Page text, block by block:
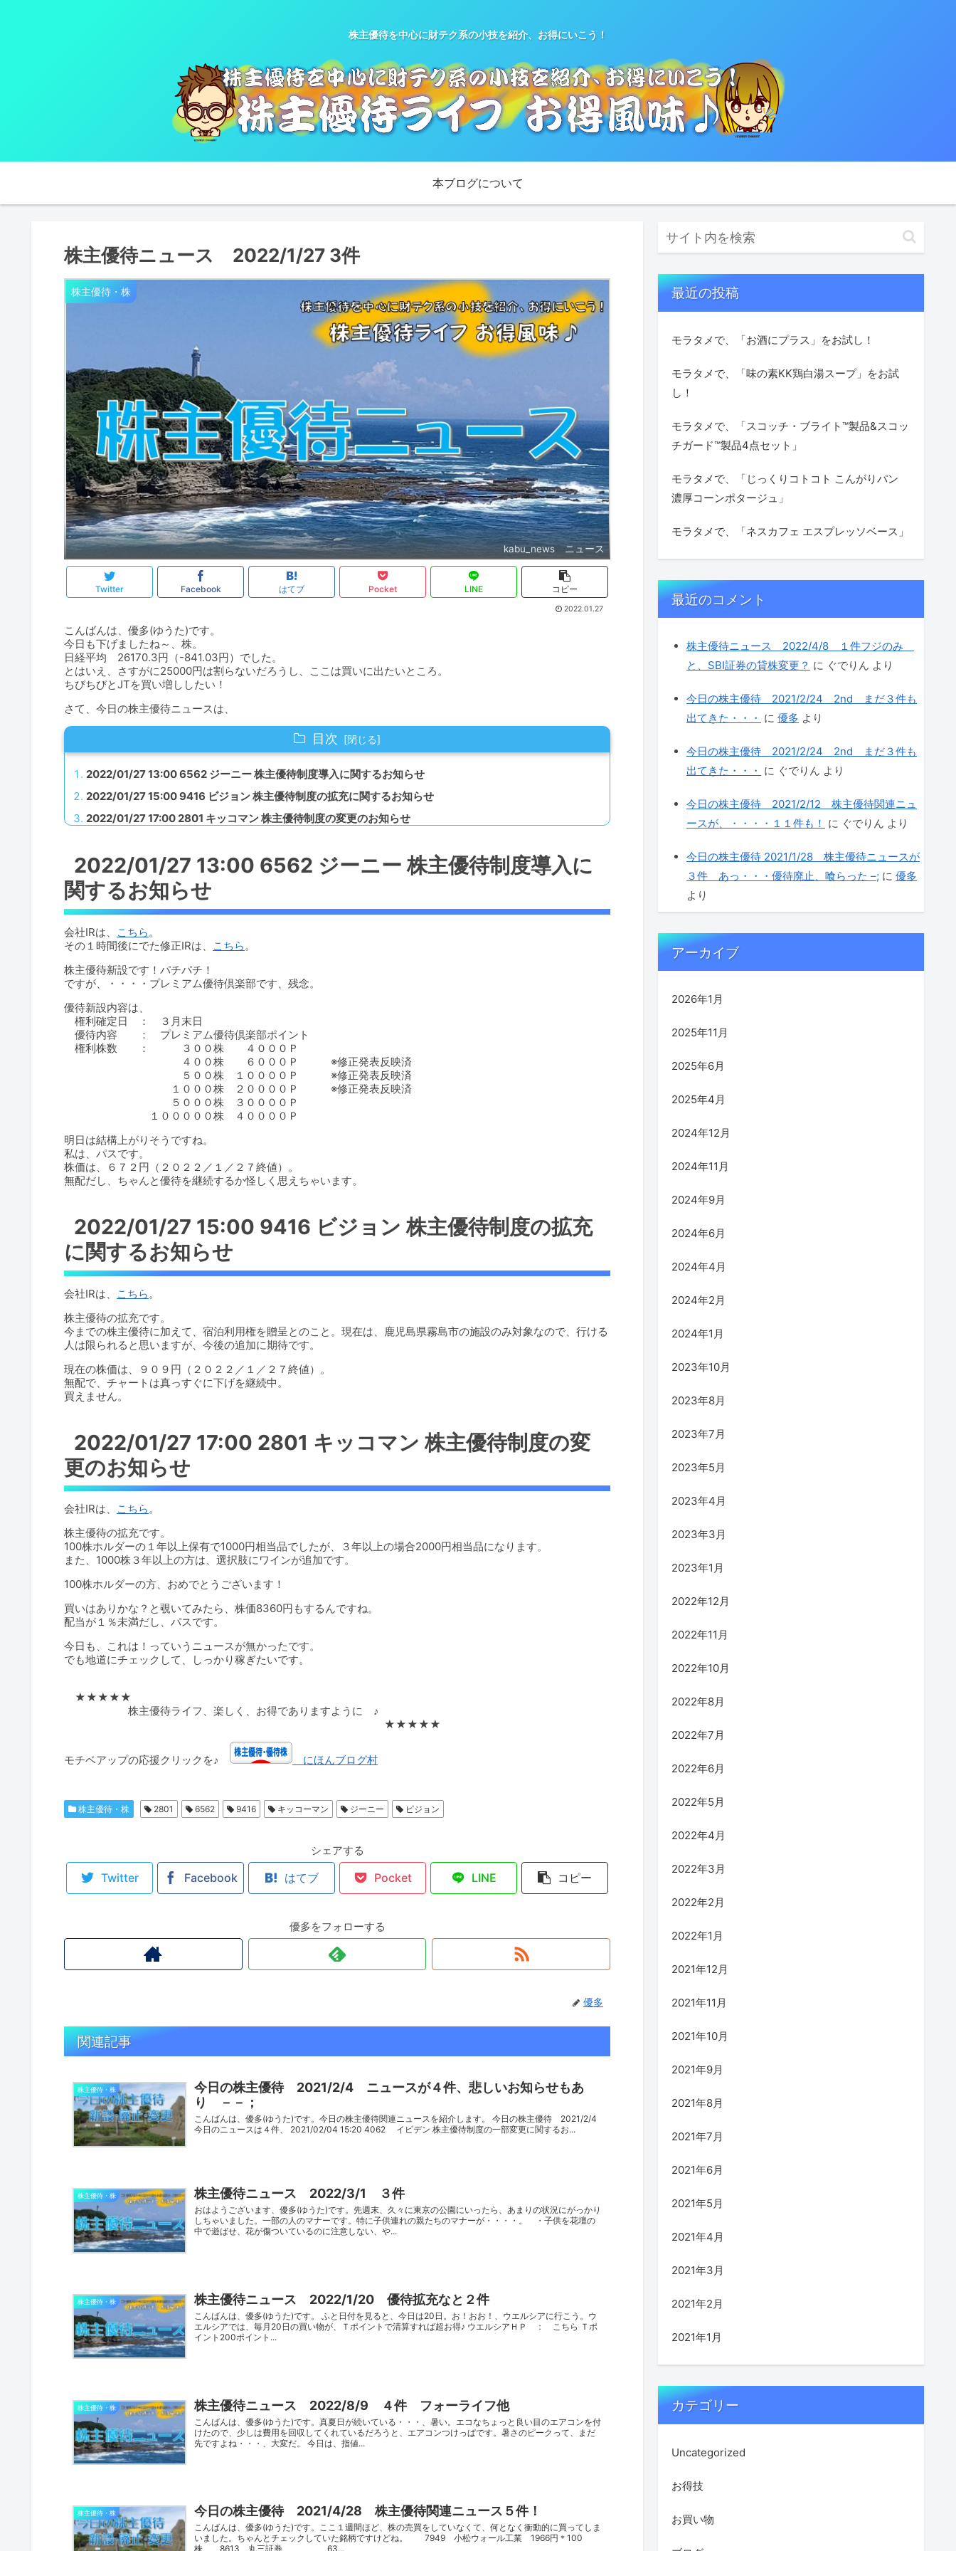
株主優待を中心に財テク系の小技を紹介、お得にいこう！
本ブログについて
株主優待ニュース 2022/1/27 3件
株主優待・株
kabu_news ニュース
Twitter Facebook はてブ Pocket LINE コピー
2022.01.27
こんばんは、優多(ゆうた)です。
今日も下げましたね～、株。
日経平均 26170.3円（-841.03円）でした。
とはいえ、さすがに25000円は割らないだろうし、ここは買いに出たいところ。
ちびちびとJTを買い増ししたい！
さて、今日の株主優待ニュースは、
目次
2022/01/27 13:00 6562 ジーニー 株主優待制度導入に関するお知らせ
2022/01/27 15:00 9416 ビジョン 株主優待制度の拡充に関するお知らせ
2022/01/27 17:00 2801 キッコマン 株主優待制度の変更のお知らせ
2022/01/27 13:00 6562 ジーニー 株主優待制度導入に
関するお知らせ
会社IRは、 こちら 。
その１時間後にでた修正IRは、
こちら 。
株主優待新設です！パチパチ！
ですが、・・・・プレミアム優待倶楽部です、残念。
優待新設内容は、
権利確定日 ： ３月末日
優待内容 ： プレミアム優待倶楽部ポイント
権利株数 ： ３００株 ４０００Ｐ
４００株 ６０００Ｐ ※修正発表反映済
５００株 １００００Ｐ ※修正発表反映済
１０００株 ２００００Ｐ ※修正発表反映済
５０００株 ３００００Ｐ
１０００００株 ４００００Ｐ
明日は結構上がりそうですね。
私は、パスです。
株価は、６７２円（２０２２／１／２７終値）。
無配だし、ちゃんと優待を継続するか怪しく思えちゃいます。
2022/01/27 15:00 9416 ビジョン 株主優待制度の拡充
に関するお知らせ
会社IRは、 こちら 。
株主優待の拡充です。
今までの株主優待に加えて、宿泊利用権を贈呈とのこと。現在は、鹿児島県霧島市の施設のみ対象なので、行ける
人は限られると思いますが、今後の追加に期待です。
現在の株価は、９０９円（２０２２／１／２７終値）。
無配で、チャートは真っすぐに下げを継続中。
買えません。
2022/01/27 17:00 2801 キッコマン 株主優待制度の変
更のお知らせ
会社IRは、 こちら。
株主優待の拡充です。
100株ホルダーの１年以上保有で1000円相当品でしたが、３年以上の場合2000円相当品になります。
また、1000株３年以上の方は、選択肢にワインが追加です。
100株ホルダーの方、おめでとうございます！
買いはありかな？と覗いてみたら、株価8360円もするんですね。
配当が１％未満だし、パスです。
今日も、これは！っていうニュースが無かったです。
でも地道にチェックして、しっかり稼ぎたいです。
★★★★★
株主優待ライフ、楽しく、お得でありますように ♪
★★★★★
モチベアップの応援クリックを♪ にほんブログ村
株主優待・株 2801 6562 9416 キッコーマン ジーニー ピジョン
シェアする
Twitter Facebook はてブ Pocket LINE コピー
優多をフォローする
優多
関連記事
株主優待・株
今日の株主優待 2021/2/4 ニュースが４件、悲しいお知らせもあ
り －－；
こんばんは、優多(ゆうた)です。今日の株主優待関連ニュースを紹介します。 今日の株主優待 2021/2/4
今日のニュースは４件、 2021/02/04 15:20 4062 イビデン 株主優待制度の一部変更に関するお...
株主優待・株 株主優待ニュース 2022/3/1 ３件
おはようございます、優多(ゆうた)です。先週末、久々に東京の公園にいったら、あまりの状況にがっかり
しちゃいました。一部の人のマナーです。特に子供連れの親たちのマナーが・・・・。 ・子供を花壇の
中で遊ばせ、花が傷ついているのに注意しない、や...
株主優待・株 株主優待ニュース 2022/1/20 優待拡充なと２件
こんばんは、優多(ゆうた)です。 ふと日付を見ると、今日は20日。お！おお！、ウエルシアに行こう。ウ
エルシアでは、毎月20日の買い物が、Ｔポイントで清算すれば超お得♪ ウエルシアＨＰ ： こちら Ｔポ
イント200ポイント...
株主優待・株 株主優待ニュース 2022/8/9 ４件 フォーライフ他
こんばんは、優多(ゆうた)です。真夏日が続いている・・・、暑い。エコなちょっと良い目のエアコンを付
けたので、少しは費用を回収してくれているだろうと、エアコンつけっぱです。暑さのピークって、まだ
先ですよね・・・、大変だ。 今日は、指値...
株主優待・株 今日の株主優待 2021/4/28 株主優待関連ニュース５件！
こんばんは、優多(ゆうた)です。ここ１週間ほど、株の売買をしていなくて、何となく衝動的に買ってしま
いました。ちゃんとチェックしていた銘柄ですけどね。 7949 小松ウォール工業 1966円＊100
株 8613 丸三証券 63...
最近の投稿
モラタメで、「お酒にプラス」をお試し！
モラタメで、「味の素KK鶏白湯スープ」をお試
し！
モラタメで、「スコッチ・ブライト™製品&スコッ
チガード™製品4点セット」
モラタメで、「じっくりコトコト こんがりパン
濃厚コーンポタージュ」
モラタメで、「ネスカフェ エスプレッソベース」
最近のコメント
株主優待ニュース 2022/4/8 １件フジのみ
と、SBI証券の貸株変更？ に ぐでりん より
今日の株主優待 2021/2/24 2nd まだ３件も
出てきた・・・ に 優多 より
今日の株主優待 2021/2/24 2nd まだ３件も
出てきた・・・ に ぐでりん より
今日の株主優待 2021/2/12 株主優待関連ニュ
ースが、・・・・１１件も！ に ぐでりん より
今日の株主優待 2021/1/28 株主優待ニュースが
３件 あっ・・・優待廃止、喰らった –; に 優多
より
アーカイブ
2026年1月
2025年11月
2025年6月
2025年4月
2024年12月
2024年11月
2024年9月
2024年6月
2024年4月
2024年2月
2024年1月
2023年10月
2023年8月
2023年7月
2023年5月
2023年4月
2023年3月
2023年1月
2022年12月
2022年11月
2022年10月
2022年8月
2022年7月
2022年6月
2022年5月
2022年4月
2022年3月
2022年2月
2022年1月
2021年12月
2021年11月
2021年10月
2021年9月
2021年8月
2021年7月
2021年6月
2021年5月
2021年4月
2021年3月
2021年2月
2021年1月
カテゴリー
Uncategorized
お得技
お買い物